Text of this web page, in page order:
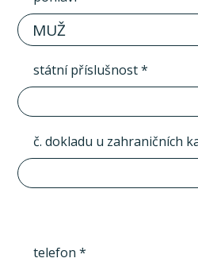
MUŽ
státní příslušnost *
č. dokladu u zahraničních
telefon *